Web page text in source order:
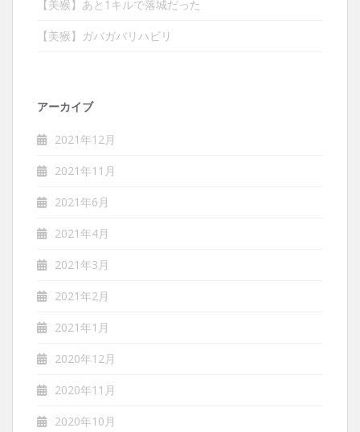
【美猴】あと1キルで落城だった
【美猴】ガバガバリハビリ
アーカイブ
2021年12月
2021年11月
2021年6月
2021年4月
2021年3月
2021年2月
2021年1月
2020年12月
2020年11月
2020年10月